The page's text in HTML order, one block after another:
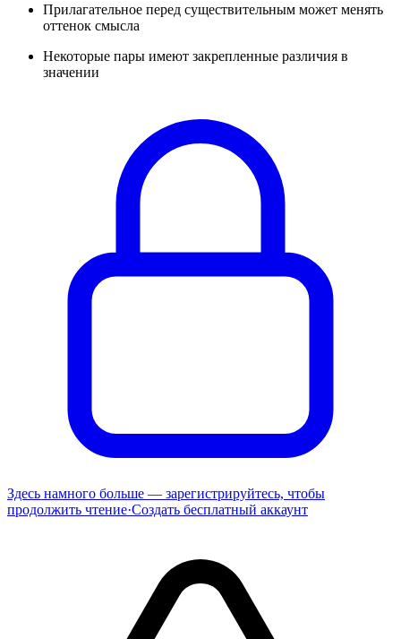
Прилагательное перед существительным может менять
оттенок смысла
Некоторые пары имеют закрепленные различия в
значении
Здесь намного больше — зарегистрируйтесь, чтобы
продолжить чтение·Создать бесплатный аккаунт